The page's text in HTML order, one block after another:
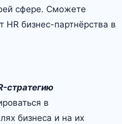
сфере. Сможете
HR бизнес-партнёрства в
стратегию
в
бизнеса и на их